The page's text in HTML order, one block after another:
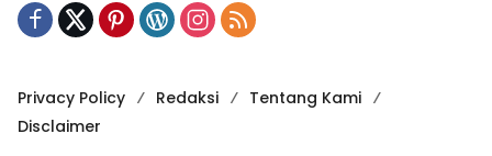
Privacy Policy Redaksi
Tentang Kami
Disclaimer